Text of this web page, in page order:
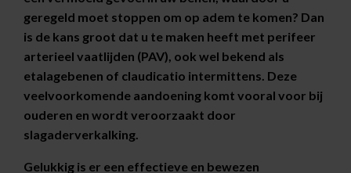
geregeld moet stoppen om op adem te komen? Dan
is de kans groot dat u te maken heeft met perifeer
arterieel vaatlijden (PAV), ook wel bekend als
etalagebenen of claudicatio intermittens. Deze
veelvoorkomende aandoening komt vooral voor bij
ouderen en wordt veroorzaakt door
slagaderverkalking.
Gelukkig is er een effectieve en bewezen